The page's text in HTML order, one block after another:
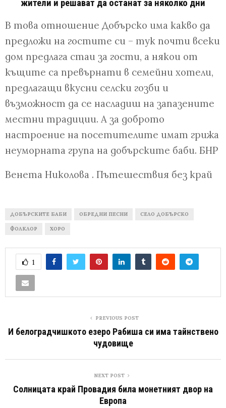
жители и решават да останат за няколко дни
В това отношение Добърско има какво да
предложи на гостите си – тук почти всеки
дом предлага стаи за гости, а някои от
къщите са превърнати в семейни хотели,
предлагащи вкусни селски гозби и
възможност да се насладиш на запазените
местни традиции. А за доброто
настроение на посетителите имат грижа
неуморната група на добърските баби. БНР
Венета Николова . Пътешествия без край
ДОБЪРСКИТЕ БАБИ ОБРЕДНИ ПЕСНИ СЕЛО ДОБЪРСКО
ФОЛКЛОР ХОРО
1
PREVIOUS POST
И белоградчишкото езеро Рабиша си има тайнствено
чудовище
NEXT POST
Солницата край Провадия била монетният двор на
Европа